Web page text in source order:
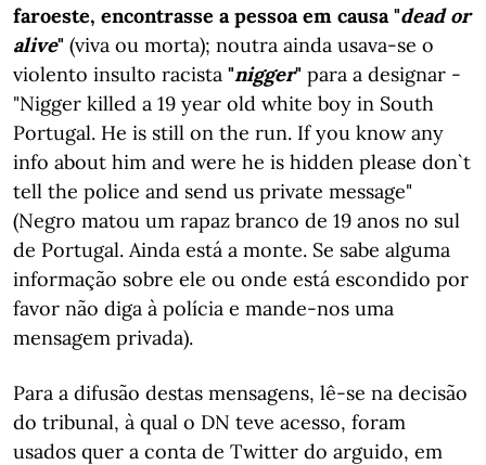
faroeste, encontrasse a pessoa em causa "dead or
alive" (viva ou morta); noutra ainda usava-se o
violento insulto racista "nigger" para a designar -
"Nigger killed a 19 year old white boy in South
Portugal. He is still on the run. If you know any
info about him and were he is hidden please don`t
tell the police and send us private message"
(Negro matou um rapaz branco de 19 anos no sul
de Portugal. Ainda está a monte. Se sabe alguma
informação sobre ele ou onde está escondido por
favor não diga à polícia e mande-nos uma
mensagem privada).
Para a difusão destas mensagens, lê-se na decisão
do tribunal, à qual o DN teve acesso, foram
usados quer a conta de Twitter do arguido, em